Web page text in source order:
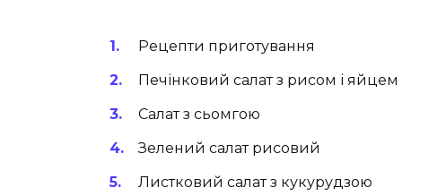
Рецепти приготування
Печінковий салат з рисом і яйцем
Салат з сьомгою
Зелений салат рисовий
Листковий салат з кукурудзою